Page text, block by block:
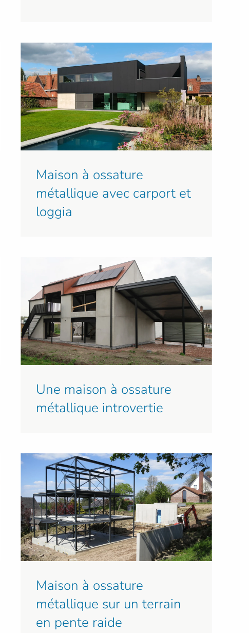
Maison à ossature
métallique avec carport et
loggia
Une maison à ossature
métallique introvertie
Maison à ossature
métallique sur un terrain
en pente raide